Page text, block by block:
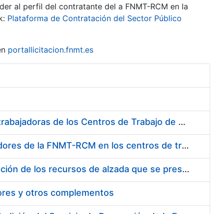
al perfil del contratante del a FNMT-RCM en la
Plataforma de Contratación del Sector Público
portallicitacion.fnmt.es
Suministro de Protectores Auditivos a medida para las personas trabajadoras de los Centros de Trabajo de Madrid y Burgos
Suministro de gafas graduadas antiproyecciones para los trabajadores de la FNMT-RCM en los centros de trabajo de Madrid y Burgos
Servicios de una empresa externa para el asesoramiento y resolución de los recursos de alzada que se presentan relacionados con procesos de selección para la FNMT-RCM
y otros complementos